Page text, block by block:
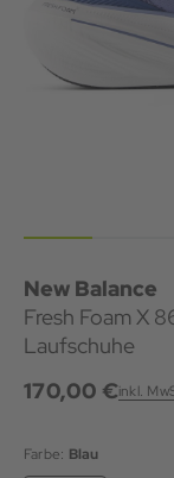
New Balance
Fresh Foam X
Laufschuhe
170,00 €inkl.
Farbe: Blau